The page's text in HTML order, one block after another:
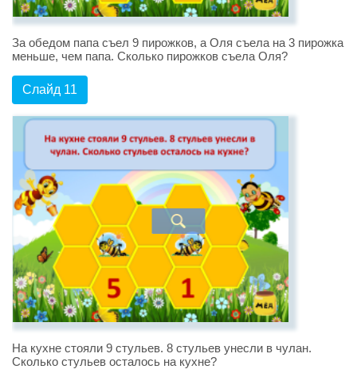
За обедом папа съел 9 пирожков, а Оля съела на 3 пирожка
меньше, чем папа. Сколько пирожков съела Оля?
Слайд 11
На кухне стояли 9 стульев. 8 стульев унесли в чулан.
Сколько стульев осталось на кухне?